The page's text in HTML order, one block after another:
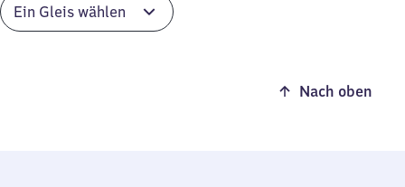
Nach oben